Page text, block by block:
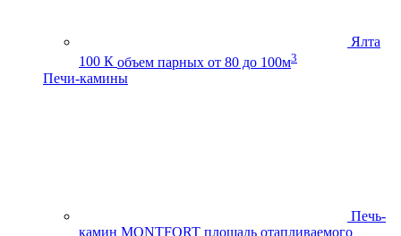
Ялта
100 К объем парных от 80 до 100м3
Печи-камины
Печь-
камин MONTFORT площадь отапливаемого